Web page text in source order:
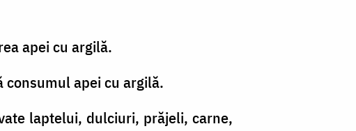
apei cu argilă.
apei cu argilă.
laptelui, dulciuri, prăjeli, carne,